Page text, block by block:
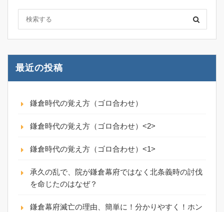
最近の投稿
鎌倉時代の覚え方（ゴロ合わせ）
鎌倉時代の覚え方（ゴロ合わせ）<2>
鎌倉時代の覚え方（ゴロ合わせ）<1>
承久の乱で、院が鎌倉幕府ではなく北条義時の討伐
を命じたのはなぜ？
鎌倉幕府滅亡の理由、簡単に！分かりやすく！ホン